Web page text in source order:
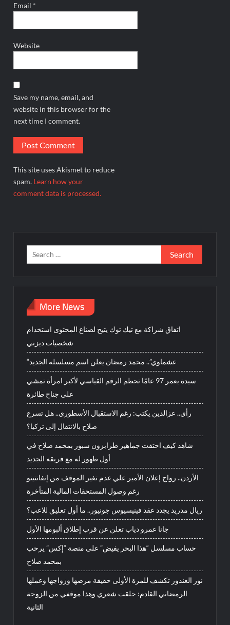
Email *
Website
Save my name, email, and
website in this browser for the
next time I comment.
This site uses Akismet to reduce
spam. Learn how your
comment data is processed.
Search
for:
More News
اتفاق شراكة مع تيك توك يتيح لصناع المحتوى استخدام
شخصيات ديزني
“عشماوي”.. محمد رمضان يعلن اسم مسلسله الجديد
سيدة بعمر 97 عامًا تحطم الرقم القياسي لأكبر امرأة تمشي
على جناح طائرة
رأي.. عزالدين يكتب: رغم الاستقبال الأسطوري.. هل تسرع
صلاح بالانتقال إلى تركيا؟
شاهد كيف احتفت جماهير طرابزون سبور بمحمد صلاح في
أول ظهور له مع فريقه الجديد
الأردن.. رواج إعلان الأمير علي عدم تغير الموقف من إنفانتينو
رغم وصول المستحقات المالية المتأخرة
ريال مدريد يجدد عقد فينيسيوس جونيور.. ما أول تعليق للاعب؟
جانا عمرو دياب تعلن عن قرب إطلاق ألبومها الأول
حساب مسلسل “هذا البحر يفيض” على منصة “إكس” يرحب
بمحمد صلاح
نور الغندور تكشف للمرة الأولى حقيقة مرضها وزواجها وعملها
الرمضاني القادم: حلقت شعري وهذا موقفي من الزوجة
الثانية